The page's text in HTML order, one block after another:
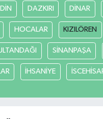
DAZKIRI DİNAR
HOCALAR KIZILÖREN
SİNANPAŞA
İHSANİYE